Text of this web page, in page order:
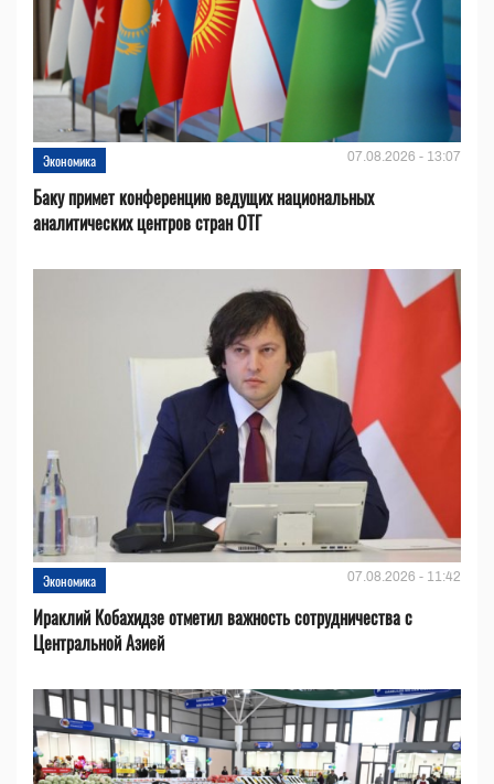
Экономика 07.08.2026 - 13:07
Баку примет конференцию ведущих национальных
аналитических центров стран ОТГ
Экономика 07.08.2026 - 11:42
Ираклий Кобахидзе отметил важность сотрудничества с
Центральной Азией